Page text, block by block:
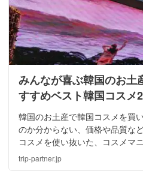
みんなが喜ぶ韓国のお土
すすめベスト韓国コスメ
韓国のお土産で韓国コスメを買
のか分からない、価格や品質な
コスメを使い抜いた、コスメマ
すめする、韓国の土産で喜ばれ
していきます！
trip-partner.jp